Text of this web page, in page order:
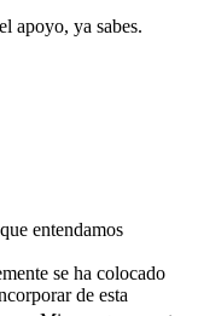
apoyo, ya sabes.
entendamos
se ha colocado
de esta